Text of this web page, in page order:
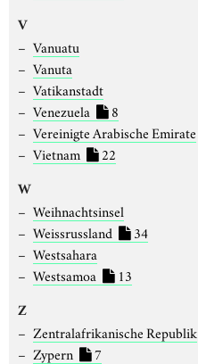
V
Vanuatu
Vanuta
Vatikanstadt
Venezuela
8
Vereinigte Arabische Emirate
Vietnam
22
W
Weihnachtsinsel
Weissrussland
34
Westsahara
Westsamoa
13
Z
Zentralafrikanische Republik
Zypern
7